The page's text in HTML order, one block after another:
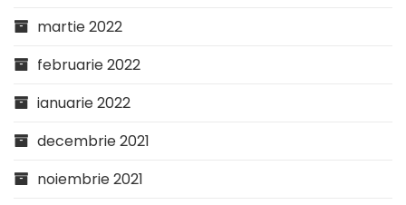
martie 2022
februarie 2022
ianuarie 2022
decembrie 2021
noiembrie 2021